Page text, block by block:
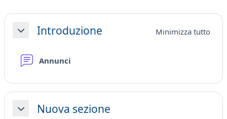
Schema della sezione
MinimizzaIntroduzione Minimizza tutto
Annunci
MinimizzaNuova sezione